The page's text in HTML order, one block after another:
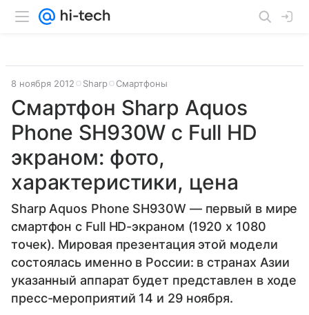
8 ноября 2012 Sharp Смартфоны
Смартфон Sharp Aquos
Phone SH930W с Full HD
экраном: фото,
характеристики, цена
Sharp Aquos Phone SH930W — первый в мире
смартфон с Full HD-экраном (1920 х 1080
точек). Мировая презентация этой модели
состоялась именно в России: в странах Азии
указанный аппарат будет представлен в ходе
пресс-мероприятий 14 и 29 ноября.